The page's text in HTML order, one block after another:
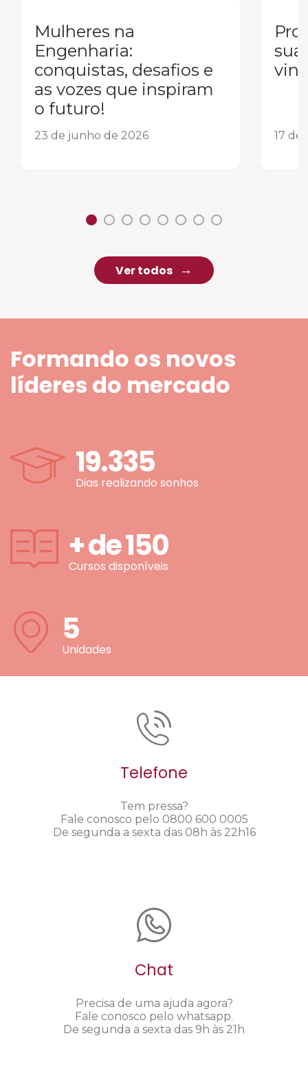
Mulheres na
Engenharia:
conquistas, desafios e
as vozes que inspiram
o futuro!
23 de junho de 2026
sua
17 de
Ver todos
Formando os novos
líderes do mercado
19.335
Dias realizando sonhos
+ de150
Cursos disponíveis
5
Unidades
Telefone
Tem pressa?
Fale conosco pelo 0800 600 0005
De segunda a sexta das 08h às 22h16
Chat
Precisa de uma ajuda agora?
Fale conosco pelo whatsapp.
De segunda a sexta das 9h às 21h